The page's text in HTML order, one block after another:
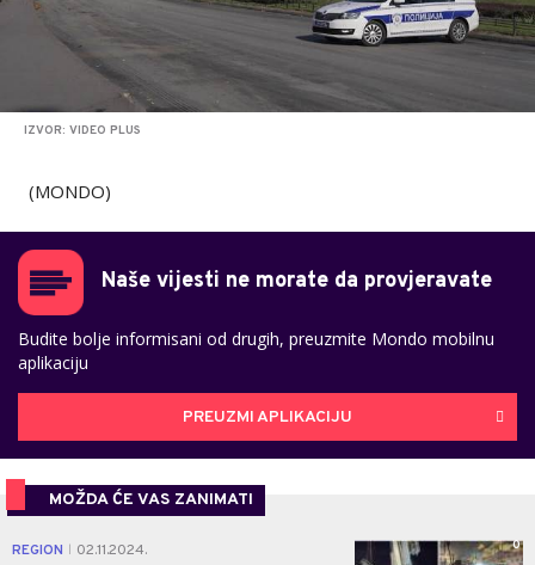
IZVOR: VIDEO PLUS
(MONDO)
Naše vijesti ne morate da provjeravate
Budite bolje informisani od drugih, preuzmite Mondo mobilnu
aplikaciju
PREUZMI APLIKACIJU
MOŽDA ĆE VAS ZANIMATI
REGION 02.11.2024. 0